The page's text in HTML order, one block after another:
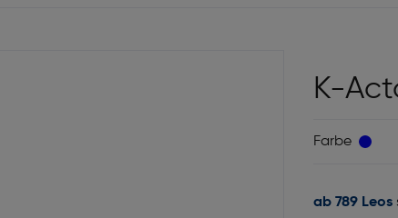
K-
Farbe
ab 789 Leos